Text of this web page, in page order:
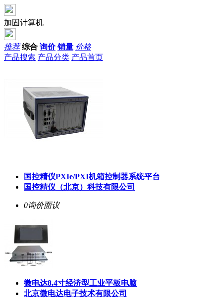
加固计算机
推荐 综合 询价 销量 价格
产品搜索 产品分类 产品首页
国控精仪PXIe/PXI机箱控制器系统平台
国控精仪（北京）科技有限公司
0询价面议
微电达8.4寸经济型工业平板电脑
北京微电达电子技术有限公司